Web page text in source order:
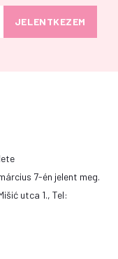
7-én jelent meg.
utca 1., Tel: